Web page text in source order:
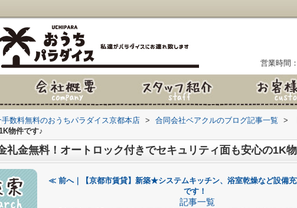
営業時間
数料無料のおうちパラダイス京都本店 > 合同会社ベアクルのブログ記事一覧 >
物件です♪
礼金無料！オートロック付きでセキュリティ面も安心の1K
≪ 前へ｜【京都市賃貸】新築★システムキッチン、浴室乾燥など設備
です！
記事一覧